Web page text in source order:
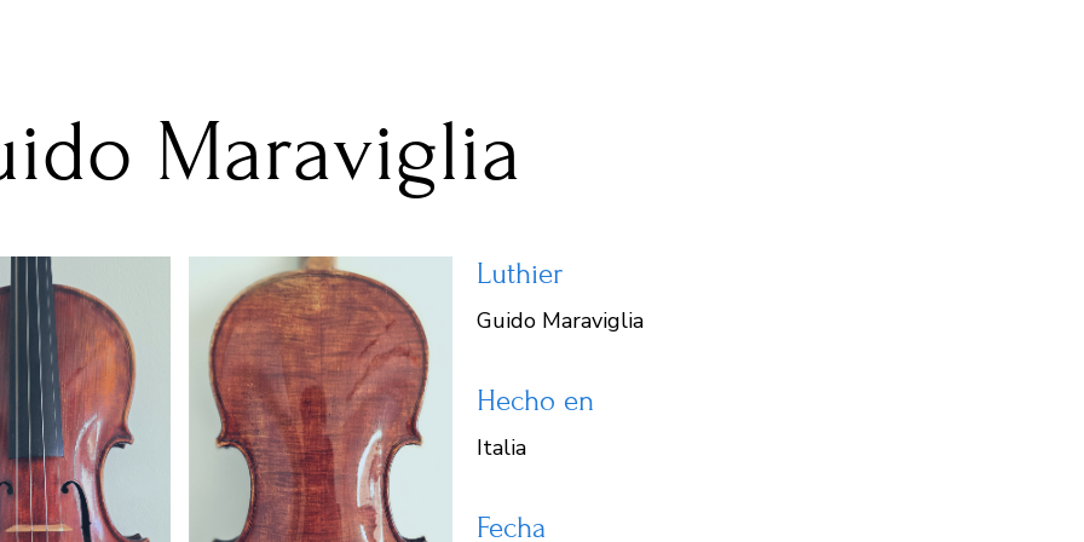
Maraviglia
Luthier
Guido Maraviglia
Hecho en
Italia
Fecha